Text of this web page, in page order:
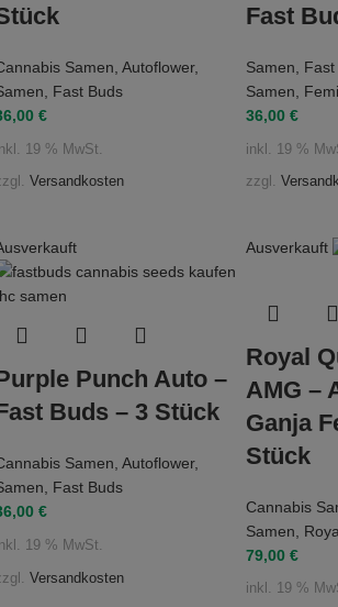
Samen Autoflower,
Fast Buds
€
19 % MwSt.
Versandkosten
Fast
Samen
Samen
36,00 €
inkl. 19 %
zzgl.
Punch Auto –
Buds – 3 Stück
Samen, Autoflower,
, Fast Buds
€
19 % MwSt.
Versandkosten
Ausverkauft
Royal
AMG –
Ganja
Stück
Cannabis
Samen
79,00 €
inkl. 19 %